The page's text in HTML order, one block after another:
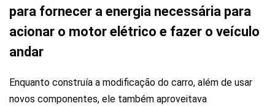
para fornecer a energia necessária para
acionar o motor elétrico e fazer o veículo
andar
Enquanto construía a modificação do carro, além de usar
novos componentes, ele também aproveitava